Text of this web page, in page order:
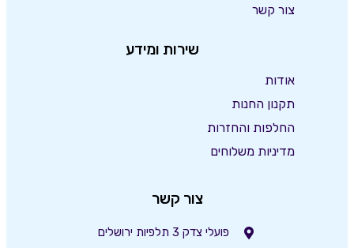
צור קשר
שירות ומידע
אודות
תקנון החנות
החלפות והחזרות
מדיניות משלוחים
צור קשר
פועלי צדק 3 תלפיות ירושלים